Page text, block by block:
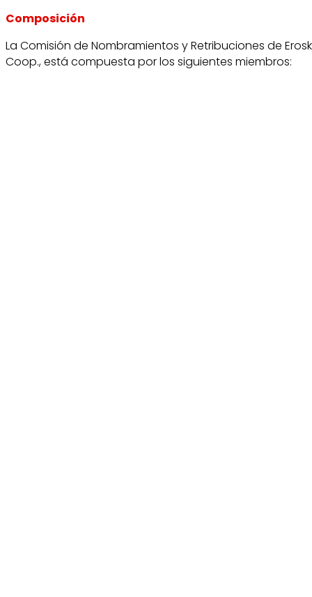
Composición
La Comisión de Nombramientos y Retribuciones de
Coop., está compuesta por los siguientes miembros: